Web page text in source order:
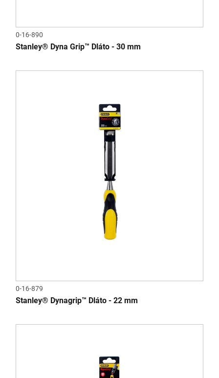
0-16-890
Stanley® Dyna Grip™ Dláto - 30 mm
0-16-879
Stanley® Dynagrip™ Dláto - 22 mm